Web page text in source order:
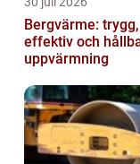
Bergvärme: trygg,
effektiv och
uppvärmning